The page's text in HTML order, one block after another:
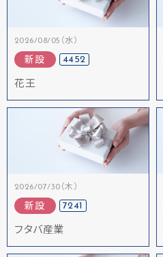
2026/08/05（水）
新設 4452
花王
2026/07/30（木）
新設 7241
フタバ産業